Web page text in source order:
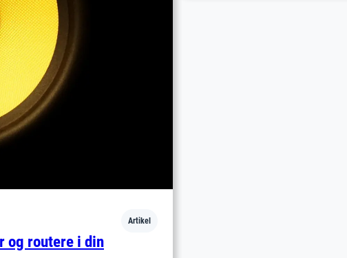
Artikel
og routere i din